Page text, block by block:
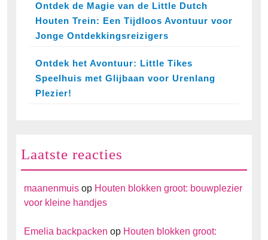
Ontdek de Magie van de Little Dutch
Houten Trein: Een Tijdloos Avontuur voor
Jonge Ontdekkingsreizigers
Ontdek het Avontuur: Little Tikes
Speelhuis met Glijbaan voor Urenlang
Plezier!
Laatste reacties
maanenmuis op Houten blokken groot: bouwplezier
voor kleine handjes
Emelia backpacken op Houten blokken groot: